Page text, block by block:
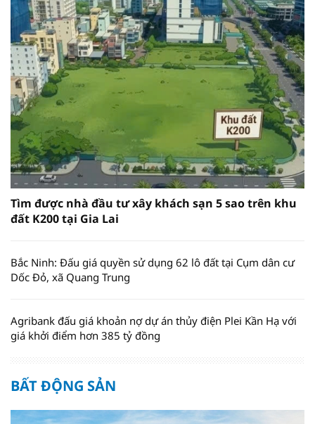
Tìm được nhà đầu tư xây khách sạn 5 sao trên khu
đất K200 tại Gia Lai
Bắc Ninh: Đấu giá quyền sử dụng 62 lô đất tại Cụm dân cư
Dốc Đỏ, xã Quang Trung
Agribank đấu giá khoản nợ dự án thủy điện Plei Kần Hạ với
giá khởi điểm hơn 385 tỷ đồng
BẤT ĐỘNG SẢN